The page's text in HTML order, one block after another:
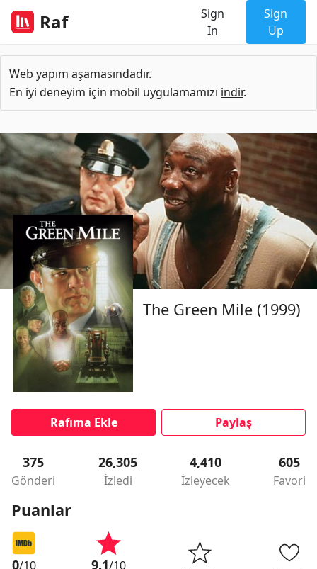
Raf
Sign
In
Sign
Up
Web yapım aşamasındadır.
En iyi deneyim için mobil uygulamamızı indir.
The Green Mile (1999)
Rafıma Ekle Paylaş
375
Gönderi
26,305
İzledi
4,410
İzleyecek
605
Favori
Puanlar
0/10
9.1/10